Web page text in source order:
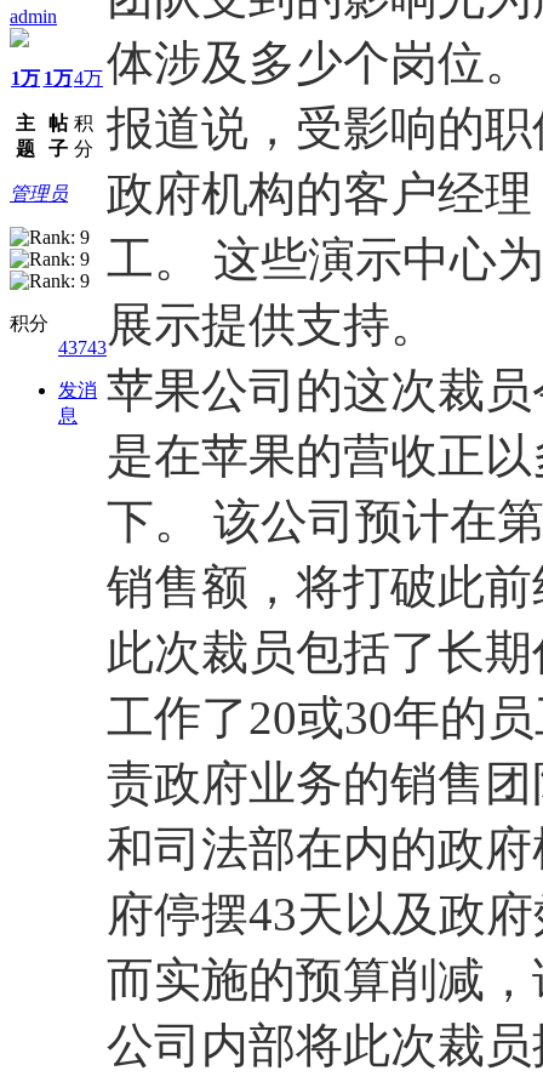
admin
1万
主
题
1万
帖
子
4万
积
分
管理员
积分
43743
发消
息
体涉及多少个岗位。
报道说，受影响的
政府机构的客户经
工。 这些演示中心
展示提供支持。
苹果公司的这次裁
是在苹果的营收正
下。 该公司预计在
销售额，将打破此
此次裁员包括了长
工作了20或30年的
责政府业务的销售
和司法部在内的政
府停摆43天以及政
而实施的预算削减
公司内部将此次裁